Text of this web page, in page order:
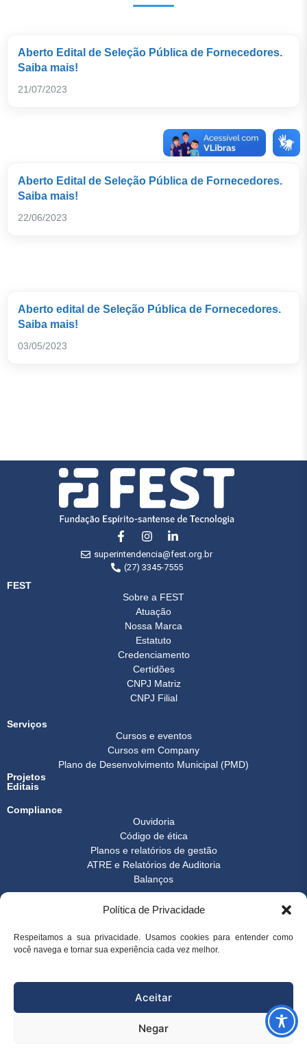
Política de Privacidade
Respeitamos a sua privacidade. Usamos cookies para entender como
você navega e tornar sua experiência cada vez melhor.
Aceitar
Negar
Aberto Edital de Seleção Pública de Fornecedores.
Saiba mais!
21/07/2023
Aberto Edital de Seleção Pública de Fornecedores.
Saiba mais!
22/06/2023
Aberto edital de Seleção Pública de Fornecedores.
Saiba mais!
03/05/2023
superintendencia@fest.org.br
(27) 3345-7555
FEST
Sobre a FEST
Atuação
Nossa Marca
Estatuto
Credenciamento
Certidões
CNPJ Matriz
CNPJ Filial
Serviços
Cursos e eventos
Cursos em Company
Plano de Desenvolvimento Municipal (PMD)
Projetos
Editais
Compliance
Ouvidoria
Código de ética
Planos e relatórios de gestão
ATRE e Relatórios de Auditoria
Balanços
Boletim FEST
Notícias Gerais
© 2026 FEST - Fundação Espírito-santense de Tecnologia | Desenvolvido
Arco Websites & E-commerce
superintendencia@fest.org.br
(27) 3345-7555